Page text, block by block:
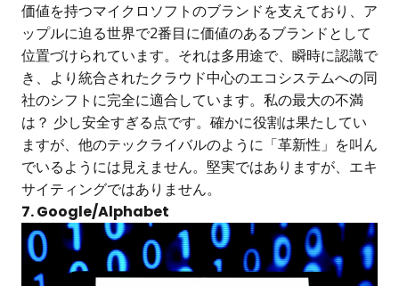
価値を持つマイクロソフトのブランドを支えており、ア
ップルに迫る世界で2番目に価値のあるブランドとして
位置づけられています。それは多用途で、瞬時に認識で
き、より統合されたクラウド中心のエコシステムへの同
社のシフトに完全に適合しています。私の最大の不満
は？ 少し安全すぎる点です。確かに役割は果たしてい
ますが、他のテックライバルのように「革新性」を叫ん
でいるようには見えません。堅実ではありますが、エキ
サイティングではありません。
7. Google/Alphabet